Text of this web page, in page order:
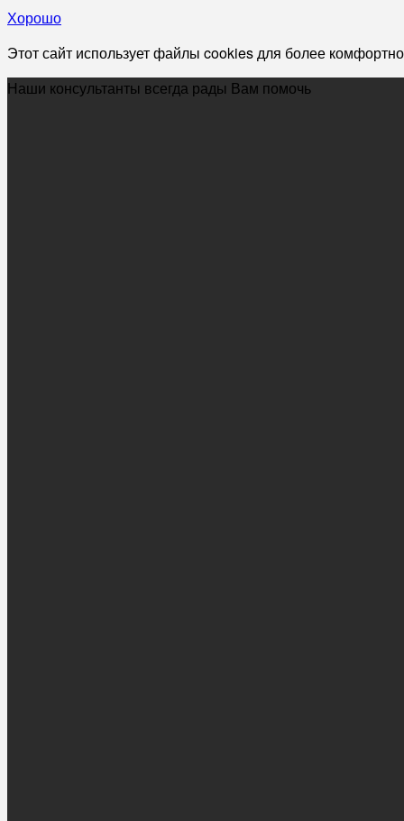
Хорошо
Этот сайт использует файлы cookies для более
Наши консультанты всегда рады Вам помочь